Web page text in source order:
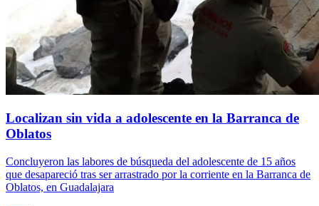
Localizan sin vida a adolescente en la Barranca de
Oblatos
Concluyeron las labores de búsqueda del adolescente de 15 años
que desapareció tras ser arrastrado por la corriente en la Barranca de
Oblatos, en Guadalajara